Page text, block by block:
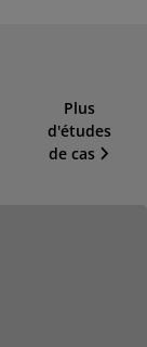
Plus
d'études
de cas